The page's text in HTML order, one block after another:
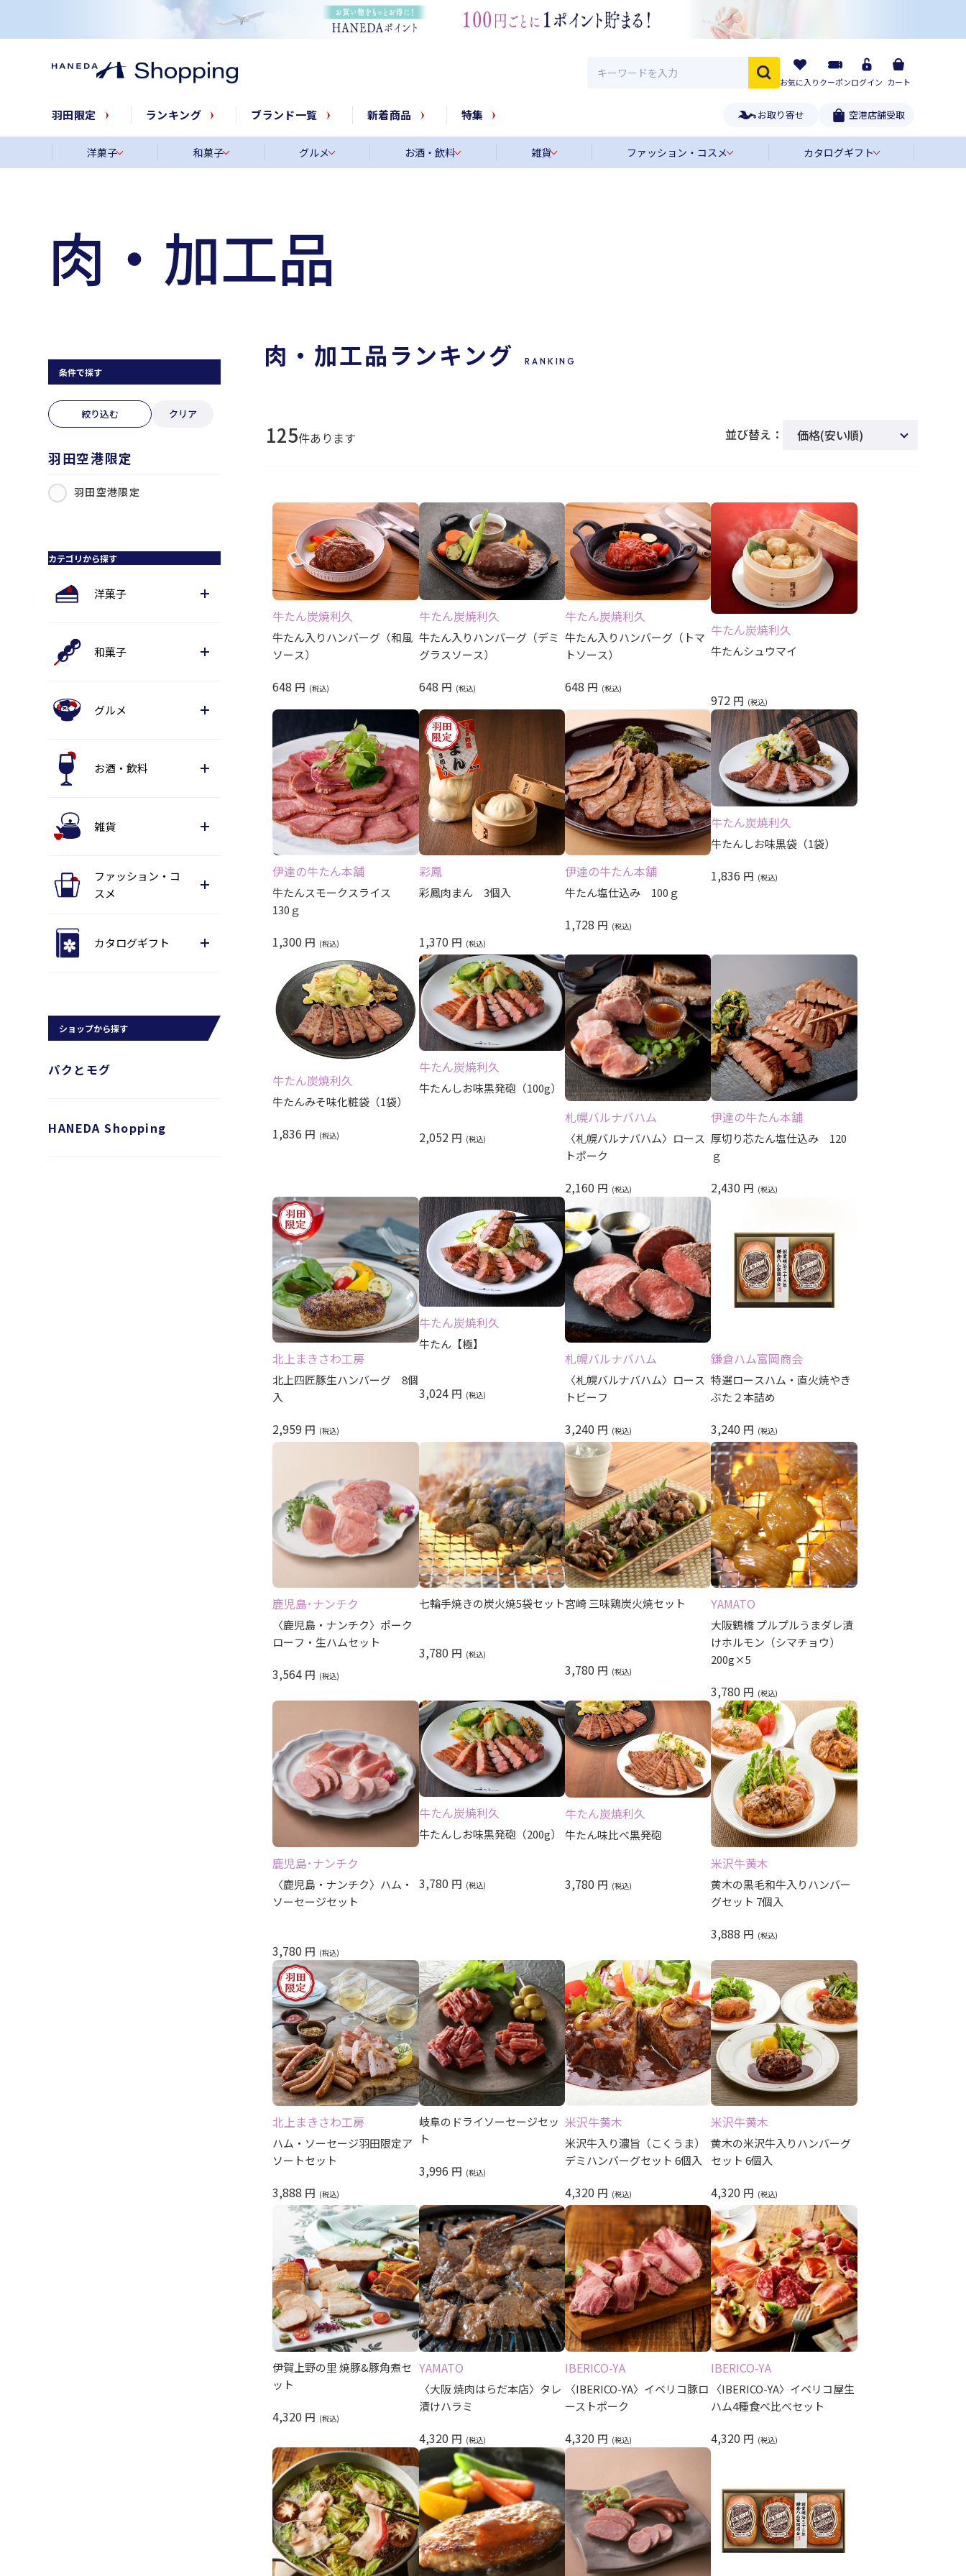
お気に入りクーポンログイン カート
羽田限定 ランキング ブランド一覧 新着商品 特集 お取り寄せ 空港店舗受取
洋菓子 和菓子 グルメ お酒・飲料 雑貨 ファッション・コスメ カタログギフト
肉・加工品
条件で探す
絞り込む クリア
羽田空港限定
羽田空港限定
カテゴリから探す
洋菓子
和菓子
グルメ
お酒・飲料
雑貨
ファッション・コ
スメ
カタログギフト
ショップから探す
パクとモグ
HANEDA Shopping
肉・加工品 ランキング RANKING
125件あります
並び替え：
発売日
価格(安い順)
価格(高い順)
発売日＋商品名
レビュー順
牛たん炭焼利久
牛たん入りハンバーグ（和風
ソース）
648 円
牛たん炭焼利久
牛たん入りハンバーグ（デミ
グラスソース）
648 円
牛たん炭焼利久
牛たん入りハンバーグ（トマ
トソース）
648 円
牛たん炭焼利久
牛たんシュウマイ
972 円
伊達の牛たん本舗
牛たんスモークスライス
130ｇ
1,300 円
彩鳳
彩鳳肉まん 3個入
1,370 円
伊達の牛たん本舗
牛たん塩仕込み 100ｇ
1,728 円
牛たん炭焼利久
牛たんしお味黒袋（1袋）
1,836 円
牛たん炭焼利久
牛たんみそ味化粧袋（1袋）
1,836 円
牛たん炭焼利久
牛たんしお味黒発砲（100g）
2,052 円
札幌バルナバハム
〈札幌バルナバハム〉ロース
トポーク
2,160 円
伊達の牛たん本舗
厚切り芯たん塩仕込み 120
ｇ
2,430 円
北上まきさわ工房
北上四匠豚生ハンバーグ 8個
入
2,959 円
牛たん炭焼利久
牛たん【極】
3,024 円
札幌バルナバハム
〈札幌バルナバハム〉ロース
トビーフ
3,240 円
鎌倉ハム富岡商会
特選ロースハム・直火焼やき
ぶた２本詰め
3,240 円
鹿児島･ナンチク
〈鹿児島・ナンチク〉ポーク
ローフ・生ハムセット
3,564 円
七輪手焼きの炭火焼5袋セット
3,780 円
宮崎 三味鶏炭火焼セット
3,780 円
YAMATO
大阪鶴橋 プルプルうまダレ漬
けホルモン（シマチョウ）
200g×5
3,780 円
鹿児島･ナンチク
〈鹿児島・ナンチク〉ハム・
ソーセージセット
3,780 円
牛たん炭焼利久
牛たんしお味黒発砲（200g）
3,780 円
牛たん炭焼利久
牛たん味比べ黒発砲
3,780 円
米沢牛黄木
黄木の黒毛和牛入りハンバー
グセット 7個入
3,888 円
北上まきさわ工房
ハム・ソーセージ羽田限定ア
ソートセット
3,888 円
岐阜のドライソーセージセッ
ト
3,996 円
米沢牛黄木
米沢牛入り濃旨（こくうま）
デミハンバーグセット 6個入
4,320 円
米沢牛黄木
黄木の米沢牛入りハンバーグ
セット 6個入
4,320 円
伊賀上野の里 焼豚&豚角煮セ
ット
4,320 円
YAMATO
〈大阪 焼肉はらだ本店〉タレ
漬けハラミ
4,320 円
IBERICO-YA
〈IBERICO-YA〉イベリコ豚ロ
ーストポーク
4,320 円
IBERICO-YA
〈IBERICO-YA〉イベリコ屋生
ハム4種食べ比べセット
4,320 円